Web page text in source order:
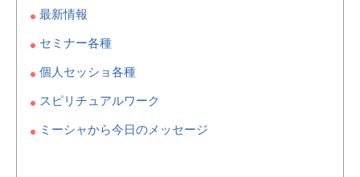
最新情報
セミナー各種
個人セッショ各種
スピリチュアルワーク
ミーシャから今日のメッセージ